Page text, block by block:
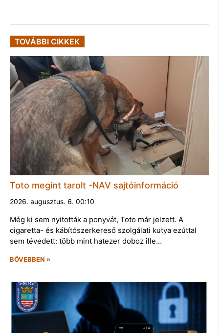
TOVÁBBI CIKKEK
Toto megint tarolt -NAV sajtóinformáció
2026. augusztus. 6. 00:10
Még ki sem nyitották a ponyvát, Toto már jelzett. A
cigaretta- és kábítószerkereső szolgálati kutya ezúttal
sem tévedett: több mint hatezer doboz ille…
BŐVEBBEN »